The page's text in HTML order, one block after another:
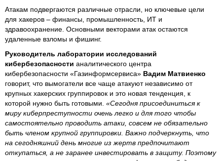
Атакам подвергаются различные отрасли, но ключевые цели
для хакеров – финансы, промышленность, ИТ и
здравоохранение. Основными векторами атак остаются
удаленные взломы и фишинг.
Руководитель лаборатории исследований
кибербезопасности аналитического центра
кибербезопасности «Газинформсервиса» Вадим Матвиенко
говорит, что вымогатели все чаще атакуют независимо от
крупных хакерских группировок и это новая тенденция, к
которой нужно быть готовыми. «Сегодня присоединиться к
миру киберпреступности очень легко и для того чтобы
самостоятельно проводить атаки, совсем не обязательно
быть членом крупной группировки. Важно подчеркнуть, что
на сегодняшний день многие из жертв предпочитают
откупаться, а не заранее инвестировать в защиту. Поэтому